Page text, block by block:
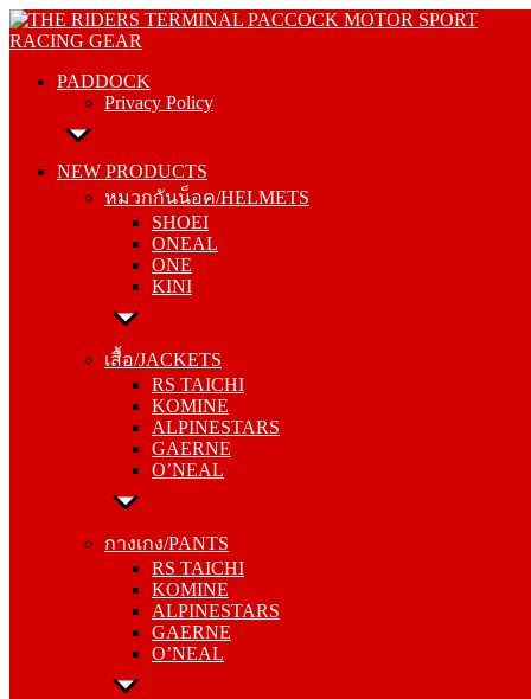
Skip
to
PADDOCK
Privacy Policy
NEW PRODUCTS
หมวกกันน็อค/HELMETS
SHOEI
ONEAL
ONE
KINI
เสื้อ/JACKETS
RS TAICHI
KOMINE
ALPINESTARS
GAERNE
O’NEAL
กางเกง/PANTS
RS TAICHI
KOMINE
ALPINESTARS
GAERNE
O’NEAL
PADDOCK
NEW PRODUCTS
SHOEI
ONEAL
ONE
KINI
เสื้อ/JACKETS
KOMINE
ALPINESTARS
GAERNE
O’NEAL
กางเกง/PANTS
KOMINE
ALPINESTARS
GAERNE
O’NEAL
รองเท้า/BOOTS